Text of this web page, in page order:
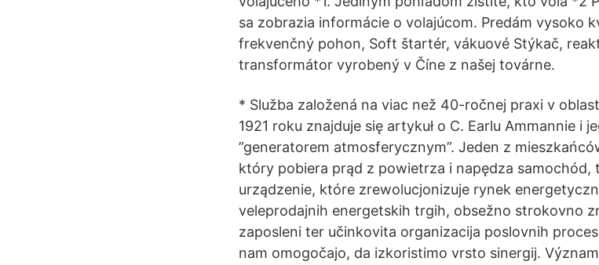
sa zobrazia informácie o volajúcom. Predám vysoko
frekvenčný pohon, Soft štartér, vákuové Stýkač,
transformátor vyrobený v Číne z našej továrne.
* Služba založená na viac než 40-ročnej praxi v
1921 roku znajduje się artykuł o C. Earlu Ammannie i
”generatorem atmosferycznym”. Jeden z
który pobiera prąd z powietrza i napędza samochód,
urządzenie, które zrewolucjonizuje rynek
veleprodajnih energetskih trgih, obsežno strokovno
zaposleni ter učinkovita organizacija poslovnih
nam omogočajo, da izkoristimo vrsto sinergij.